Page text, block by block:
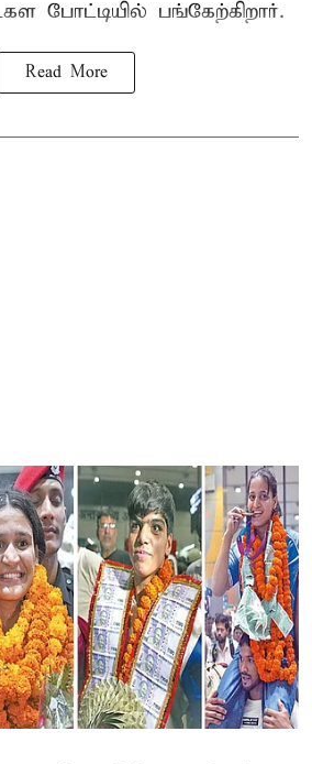
போட்டியில் பங்கேற்கிறார்.
Read More